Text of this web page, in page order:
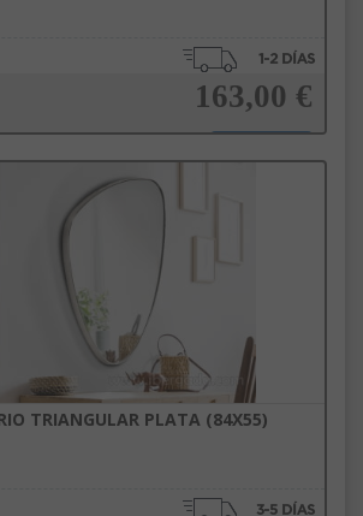
163,00 €
Añadir a la cesta
TRIANGULAR PLATA (84X55)